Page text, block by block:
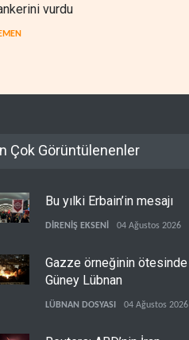
vurdu
Çok Görüntülenenler
Bu yılki Erbain’in mesajı
DİRENİŞ EKSENİ 04 Ağustos 2026
Gazze örneğinin ötesinde
Güney Lübnan
LÜBNAN DOSYASI 04 Ağustos 2026